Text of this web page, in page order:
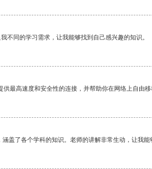
不同的学习需求，让我能够找到自己感兴趣的知识。
最高速度和安全性的连接，并帮助你在网络上自由移
盖了各个学科的知识。老师的讲解非常生动，让我能